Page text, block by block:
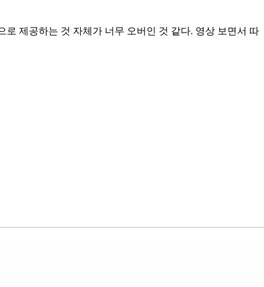
제공하는 것 자체가 너무 오버인 것 같다. 영상 보면서 따